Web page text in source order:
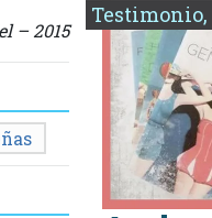
– 2015